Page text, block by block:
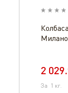
2
За 1 кг.